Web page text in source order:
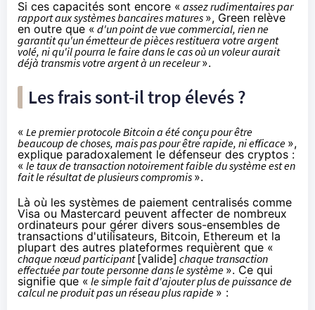
Si ces capacités sont encore « assez rudimentaires par
rapport aux systèmes bancaires matures », Green relève
en outre que « d'un point de vue commercial, rien ne
garantit qu'un émetteur de pièces restituera votre argent
volé, ni qu'il pourra le faire dans le cas où un voleur aurait
déjà transmis votre argent à un receleur».
Les frais sont-il trop élevés ?
« Le premier protocole Bitcoin a été conçu pour être
beaucoup de choses, mais pas pour être rapide, ni efficace »,
explique paradoxalement le défenseur des cryptos :
« le taux de transaction notoirement faible du système est en
fait le résultat de plusieurs compromis ».
Là où les systèmes de paiement centralisés comme
Visa ou Mastercard peuvent affecter de nombreux
ordinateurs pour gérer divers sous-ensembles de
transactions d'utilisateurs, Bitcoin, Ethereum et la
plupart des autres plateformes requièrent que «
chaque nœud participant[valide] chaque transaction
effectuée par toute personne dans le système ». Ce qui
signifie que « le simple fait d'ajouter plus de puissance de
calcul ne produit pas un réseau plus rapide » :